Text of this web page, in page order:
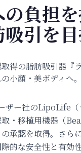
の負担
吸引を
得の脂肪吸引器『
小顔・美ボディへ。
ザー社のLipoLife（
取・移植用機器（
の承認を取得。さ
的な安全性と有効